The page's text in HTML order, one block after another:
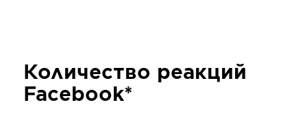
Количество реакций
Facebook*